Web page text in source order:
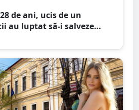
de ani, ucis de un
au luptat să-i salveze
în județul vecin